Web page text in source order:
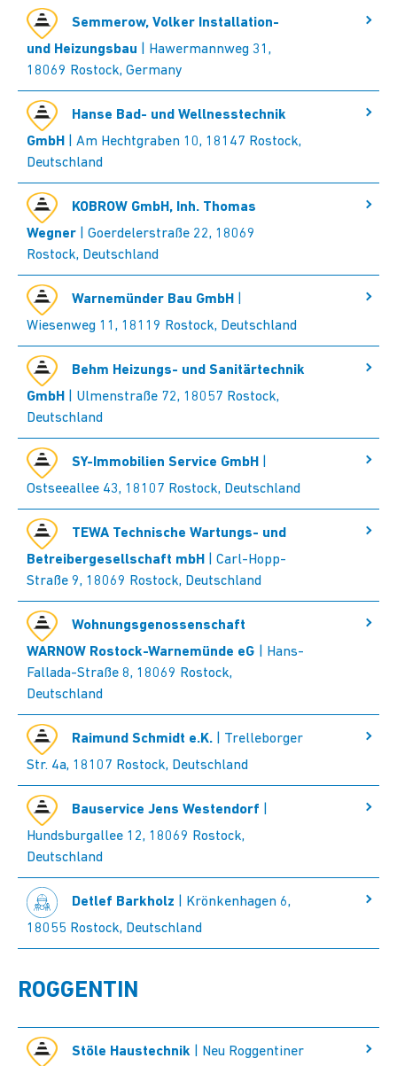
Semmerow, Volker Installation-
und Heizungsbau | Hawermannweg 31,
18069 Rostock, Germany
Hanse Bad- und Wellnesstechnik
GmbH
| Am Hechtgraben 10, 18147 Rostock,
Deutschland
KOBROW GmbH, Inh. Thomas
Wegner | Goerdelerstraße 22, 18069
Rostock, Deutschland
Warnemünder Bau GmbH
Wiesenweg 11, 18119 Rostock, Deutschland
Behm Heizungs- und Sanitärtechnik
GmbH
| Ulmenstraße 72, 18057 Rostock,
Deutschland
SY-Immobilien Service GmbH
Ostseeallee 43, 18107 Rostock, Deutschland
TEWA Technische Wartungs- und
Betreibergesellschaft mbH
| Carl-Hopp-
Straße 9, 18069 Rostock, Deutschland
Wohnungsgenossenschaft
WARNOW Rostock-Warnemünde eG | Hans-
Fallada-Straße 8, 18069 Rostock,
Deutschland
Raimund Schmidt e.K. | Trelleborger
Str. 4a, 18107 Rostock, Deutschland
Bauservice Jens Westendorf
Hundsburgallee 12, 18069 Rostock,
Deutschland
Detlef Barkholz | Krönkenhagen 6,
18055 Rostock, Deutschland
ROGGENTIN
Stöle Haustechnik | Neu Roggentiner